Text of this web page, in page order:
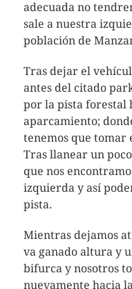
adecuada no
sale a nuestra
población de
Tras dejar el
antes del citado
por la pista forestal
aparcamiento;
tenemos que tomar
Tras llanear un
que nos
izquierda y así
pista.
Mientras dejamos
va ganado altura y
bifurca y nosotros
nuevamente hacia